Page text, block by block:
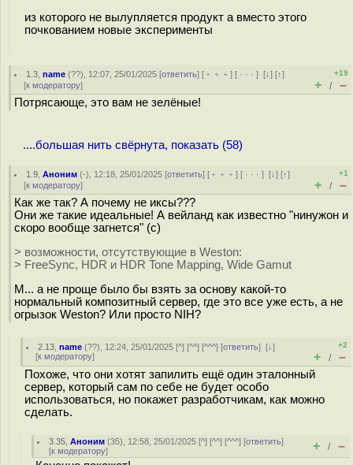
из которого не вылупляется продукт а вместо этого
почкованием новые эксперименты
1.3 ,name (??), 12:07, 25/01/2025 [ответить] [ ﹢﹢﹢] [ · · ·][↓] [↑]
[к модератору]
+19
+ / –
Потрясающе, это вам не зелёные!
....большая нить свёрнута, показать (58)
1.9 ,Аноним (-), 12:18, 25/01/2025 [ответить] [ ﹢﹢﹢] [ · · ·][↓] [↑]
[к модератору]
+1
+ / –
Как же так? А почему не иксы???
Они же такие идеальные! А вейланд как известно "нинужон и
скоро вообще загнется" (с)
> возможности, отсутствующие в Weston:
> FreeSync, HDR и HDR Tone Mapping, Wide Gamut
М... а не проще было бы взять за основу какой-то
нормальный композитный сервер, где это все уже есть, а не
огрызок Weston? Или просто NIH?
2.13 ,name (??), 12:24, 25/01/2025 [^] [^^] [^^^] [ответить][↓]
[к модератору]
+2
+ / –
Похоже, что они хотят запилить ещё один эталонный
сервер, который сам по себе не будет особо
использоваться, но покажет разработчикам, как можно
сделать.
3.35 ,Аноним (35), 12:58, 25/01/2025 [^] [^^] [^^^] [ответить]
[к модератору] + / –